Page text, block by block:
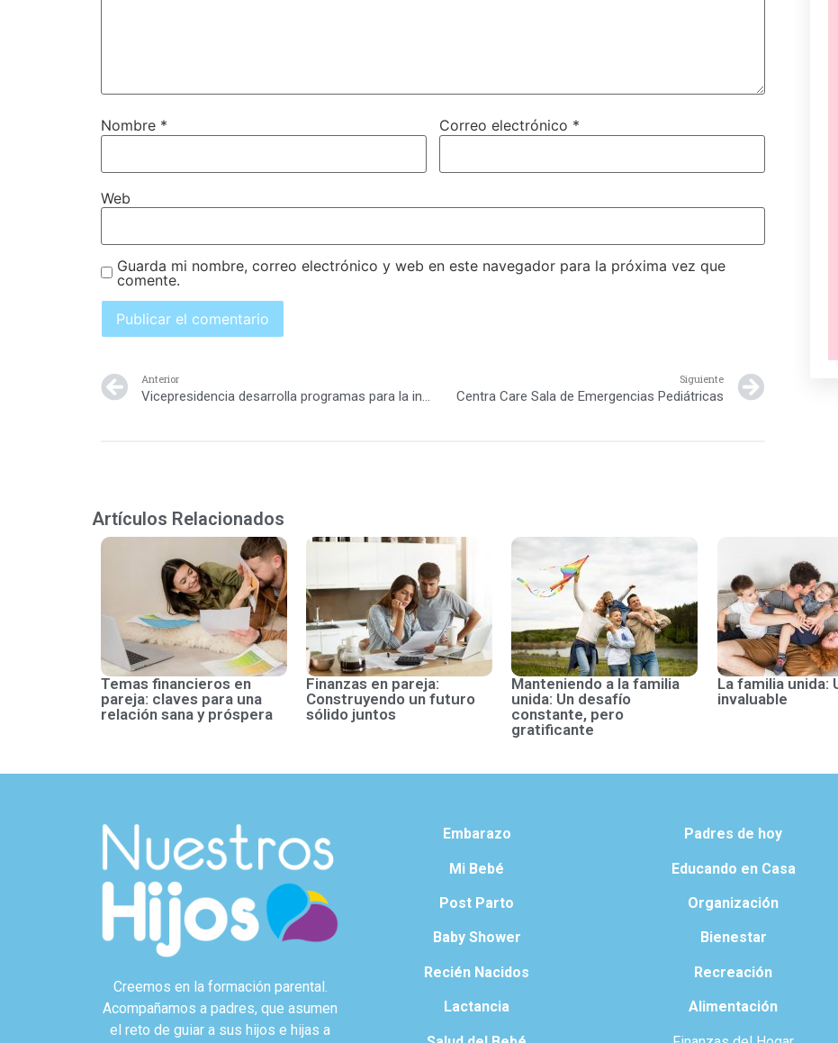
Nombre * Correo electrónico *
Web
Guarda mi nombre, correo electrónico y web en este navegador para la próxima vez que
comente.
Anterior
Vicepresidencia desarrolla programas para la inclusión de las niñas en la tecnología
Siguiente
Centra Care Sala de Emergencias Pediátricas
Artículos Relacionados
Temas financieros en
pareja: claves para una
relación sana y próspera
Finanzas en pareja:
Construyendo un futuro
sólido juntos
Manteniendo a la familia
unida: Un desafío
constante, pero
gratificante
La familia unida:
invaluable
Creemos en la formación parental.
Acompañamos a padres, que asumen
el reto de guiar a sus hijos e hijas a
Embarazo
Mi Bebé
Post Parto
Baby Shower
Recién Nacidos
Lactancia
Padres de hoy
Educando en Casa
Organización
Bienestar
Recreación
Alimentación